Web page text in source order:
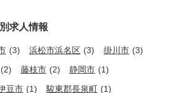
求人情報
(3) 浜松市浜名区 (3) 掛川市 (3)
(2) 藤枝市 (2) 静岡市 (1)
豆市 (1) 駿東郡長泉町 (1)